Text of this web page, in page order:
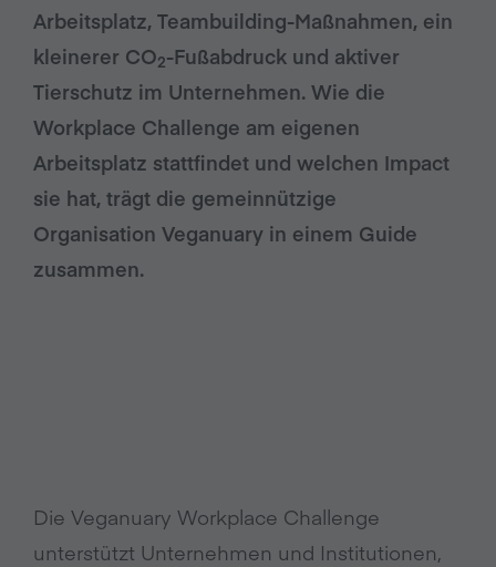
Arbeitsplatz, Teambuilding-Maßnahmen, ein
kleinerer CO2-Fußabdruck und aktiver
Tierschutz im Unternehmen. Wie die
Workplace Challenge am eigenen
Arbeitsplatz stattfindet und welchen Impact
sie hat, trägt die gemeinnützige
Organisation Veganuary in einem Guide
zusammen.
Die Veganuary Workplace Challenge
unterstützt Unternehmen und Institutionen,